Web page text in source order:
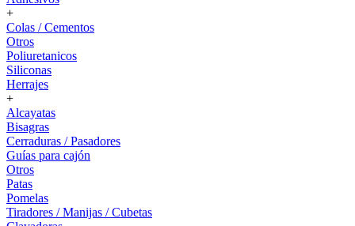
+
Colas / Cementos
Otros
Poliuretanicos
Siliconas
Herrajes
+
Alcayatas
Bisagras
Cerraduras / Pasadores
Guías para cajón
Otros
Patas
Pomelas
Tiradores / Manijas / Cubetas